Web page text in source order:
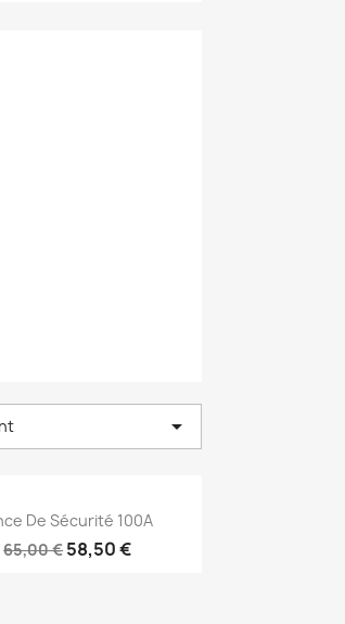

Aperçu rapide
De Sécurité 100A
65,00 €58,50 €